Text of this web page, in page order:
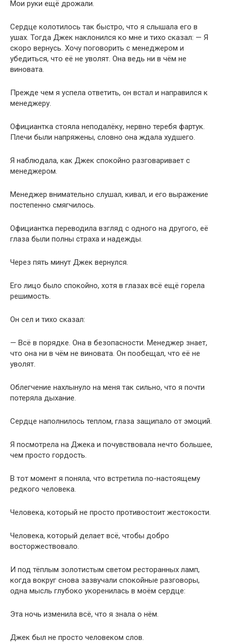
Мои руки ещё дрожали.
Сердце колотилось так быстро, что я слышала его в
ушах. Тогда Джек наклонился ко мне и тихо сказал: — Я
скоро вернусь. Хочу поговорить с менеджером и
убедиться, что её не уволят. Она ведь ни в чём не
виновата.
Прежде чем я успела ответить, он встал и направился к
менеджеру.
Официантка стояла неподалёку, нервно теребя фартук.
Плечи были напряжены, словно она ждала худшего.
Я наблюдала, как Джек спокойно разговаривает с
менеджером.
Менеджер внимательно слушал, кивал, и его выражение
постепенно смягчилось.
Официантка переводила взгляд с одного на другого, её
глаза были полны страха и надежды.
Через пять минут Джек вернулся.
Его лицо было спокойно, хотя в глазах всё ещё горела
решимость.
Он сел и тихо сказал:
— Всё в порядке. Она в безопасности. Менеджер знает,
что она ни в чём не виновата. Он пообещал, что её не
уволят.
Облегчение нахлынуло на меня так сильно, что я почти
потеряла дыхание.
Сердце наполнилось теплом, глаза защипало от эмоций.
Я посмотрела на Джека и почувствовала нечто большее,
чем просто гордость.
В тот момент я поняла, что встретила по-настоящему
редкого человека.
Человека, который не просто противостоит жестокости.
Человека, который делает всё, чтобы добро
восторжествовало.
И под тёплым золотистым светом ресторанных ламп,
когда вокруг снова зазвучали спокойные разговоры,
одна мысль глубоко укоренилась в моём сердце:
Эта ночь изменила всё, что я знала о нём.
Джек был не просто человеком слов.